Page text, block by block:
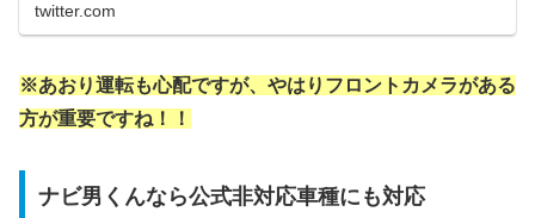
twitter.com
※あおり運転も心配ですが、やはりフロントカメラがある
方が重要ですね！！
ナビ男くんなら公式非対応車種にも対応